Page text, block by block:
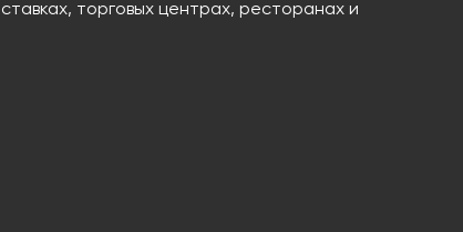
торговых центрах, ресторанах и